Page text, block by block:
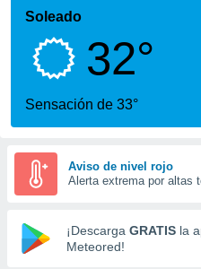
ha sido
calidad.
a este
las
y
forma
digital
basada
Soleado
32°
Sensación de 33°
Aviso de nivel rojo
Alerta extrema por altas
¡Descarga GRATIS la
Meteored!